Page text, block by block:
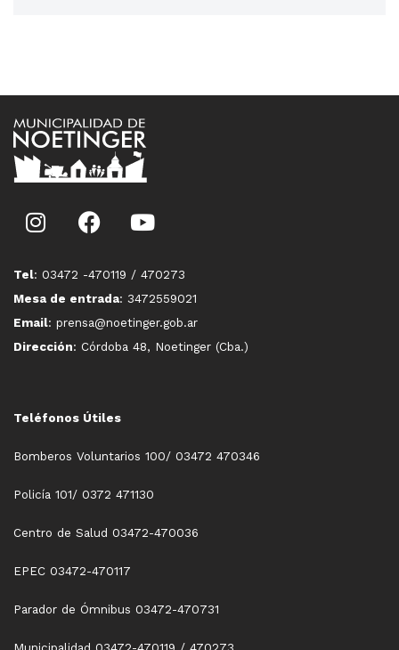
Tel: 03472 -470119 / 470273
Mesa de entrada: 3472559021
Email: prensa@noetinger.gob.ar
Dirección: Córdoba 48, Noetinger (Cba.)
Teléfonos Útiles
Bomberos Voluntarios 100/ 03472 470346
Policía 101/ 0372 471130
Centro de Salud 03472-470036
EPEC 03472-470117
Parador de Ómnibus 03472-470731